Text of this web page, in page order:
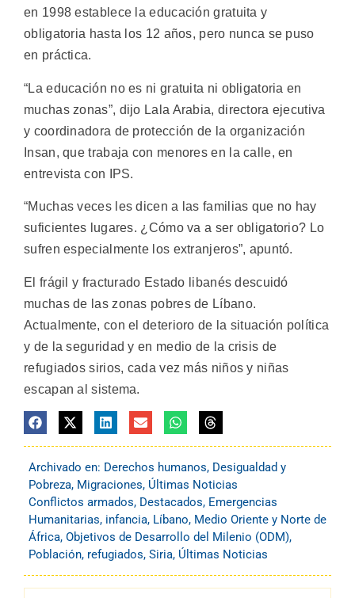
en 1998 establece la educación gratuita y
obligatoria hasta los 12 años, pero nunca se puso
en práctica.
“La educación no es ni gratuita ni obligatoria en
muchas zonas”, dijo Lala Arabia, directora ejecutiva
y coordinadora de protección de la organización
Insan, que trabaja con menores en la calle, en
entrevista con IPS.
“Muchas veces les dicen a las familias que no hay
suficientes lugares. ¿Cómo va a ser obligatorio? Lo
sufren especialmente los extranjeros”, apuntó.
El frágil y fracturado Estado libanés descuidó
muchas de las zonas pobres de Líbano.
Actualmente, con el deterioro de la situación política
y de la seguridad y en medio de la crisis de
refugiados sirios, cada vez más niños y niñas
escapan al sistema.
Archivado en: Derechos humanos, Desigualdad y
Pobreza, Migraciones, Últimas Noticias
Conflictos armados, Destacados, Emergencias
Humanitarias, infancia, Líbano, Medio Oriente y Norte de
África, Objetivos de Desarrollo del Milenio (ODM),
Población, refugiados, Siria, Últimas Noticias